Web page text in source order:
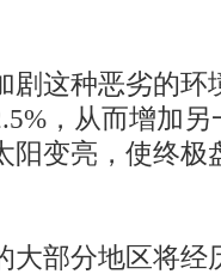
剧这种恶劣的环
，从而增加
阳变亮，使终极
部分地区将经